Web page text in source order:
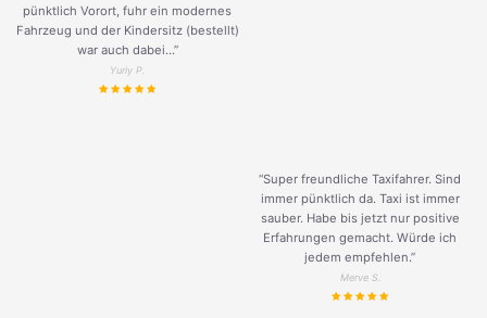
pünktlich Vorort, fuhr ein modernes
Fahrzeug und der Kindersitz (bestellt)
war auch dabei...”
Yuriy P.
“Super freundliche Taxifahrer. Sind
immer pünktlich da. Taxi ist immer
sauber. Habe bis jetzt nur positive
Erfahrungen gemacht. Würde ich
jedem empfehlen.”
Merve S.